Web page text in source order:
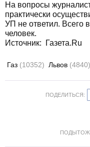
На вопросы
практически
УП не ответил. Всего
человек.
Источник: Газета.Ru
Газ (10352) Львов (4840)
ПОДЕЛИТЬСЯ: